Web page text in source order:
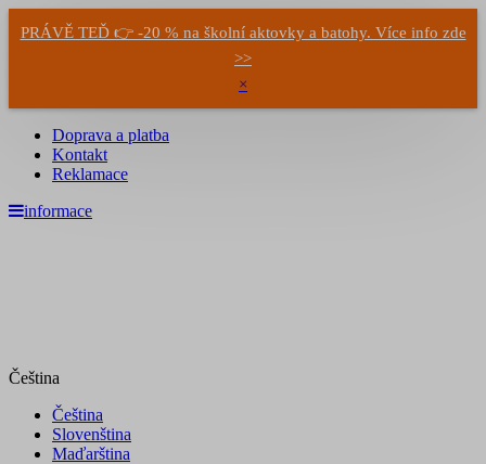
PRÁVĚ TEĎ 👉 -20 % na školní aktovky a batohy. Více info zde
>>
×
Doprava a platba
Kontakt
Reklamace
informace
Čeština
Čeština
Slovenština
Maďarština